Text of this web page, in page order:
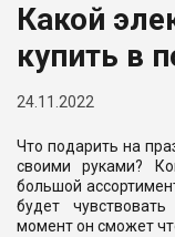
Какой
купить в
24.11.2022
Что подарить на
своими руками?
большой
будет
момент он сможет